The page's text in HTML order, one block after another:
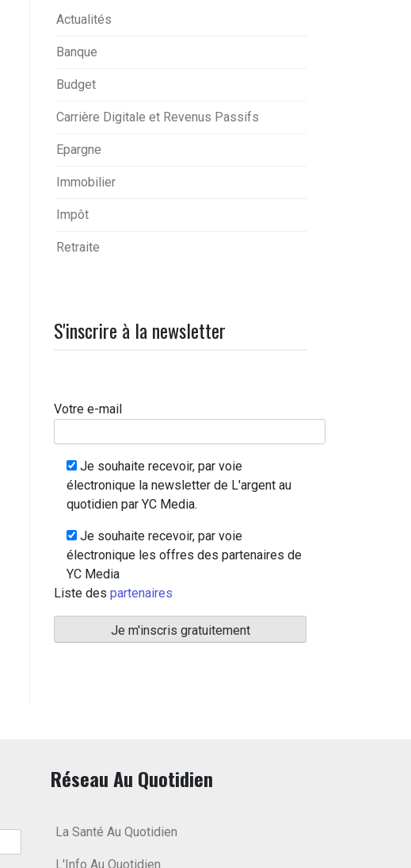
Actualités
Banque
Budget
Carrière Digitale et Revenus Passifs
Epargne
Immobilier
Impôt
Retraite
S'inscrire à la newsletter
Votre e-mail
Je souhaite recevoir, par voie
électronique la newsletter de L'argent au
quotidien par YC Media.
Je souhaite recevoir, par voie
électronique les offres des partenaires de
YC Media
Liste des partenaires
Réseau Au Quotidien
La Santé Au Quotidien
L'Info Au Quotidien